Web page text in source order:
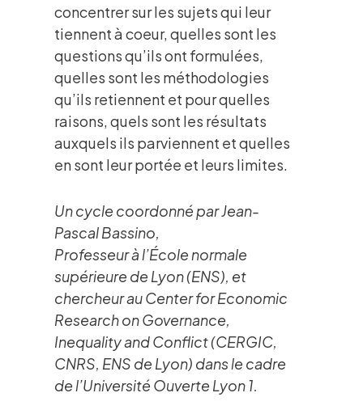
concentrer sur les sujets qui leur
tiennent à coeur, quelles sont les
questions qu’ils ont formulées,
quelles sont les méthodologies
qu’ils retiennent et pour quelles
raisons, quels sont les résultats
auxquels ils parviennent et quelles
en sont leur portée et leurs limites.
Un cycle coordonné par Jean-
Pascal Bassino,
Professeur à l’École normale
supérieure de Lyon (ENS), et
chercheur au Center for Economic
Research on Governance,
Inequality and Conflict (CERGIC,
CNRS, ENS de Lyon) dans le cadre
de l’Université Ouverte Lyon 1.